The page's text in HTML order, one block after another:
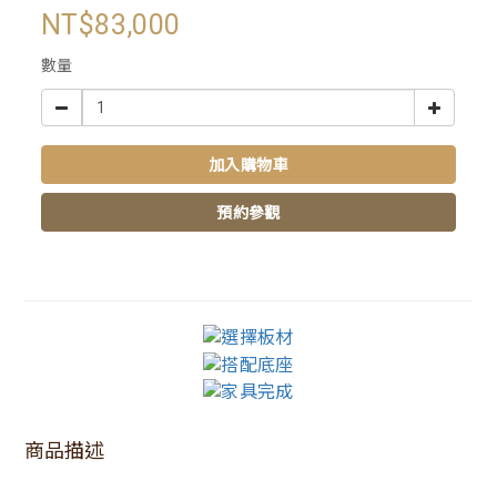
NT$83,000
數量
加入購物車
預約參觀
商品描述